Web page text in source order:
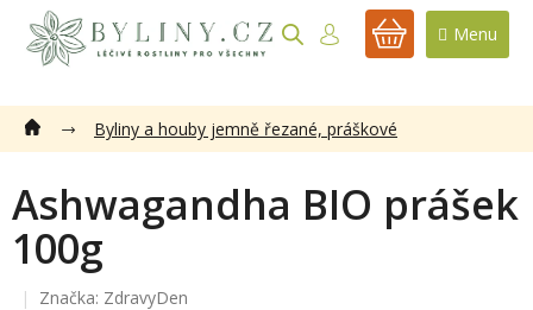
obsah
NÁKUPNÍ
Byliny a houby jemně řezané, práškové
Ashwagandha BIO prášek
100g
Značka: ZdravyDen